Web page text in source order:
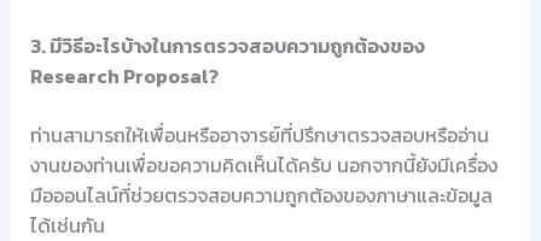
3. มีวิธีอะไรบ้างในการตรวจสอบความถูกต้องของ
Research Proposal?
ท่านสามารถให้เพื่อนหรืออาจารย์ที่ปรึกษาตรวจสอบหรืออ่าน
งานของท่านเพื่อขอความคิดเห็นได้ครับ นอกจากนี้ยังมีเครื่อง
มือออนไลน์ที่ช่วยตรวจสอบความถูกต้องของภาษาและข้อมูล
ได้เช่นกัน